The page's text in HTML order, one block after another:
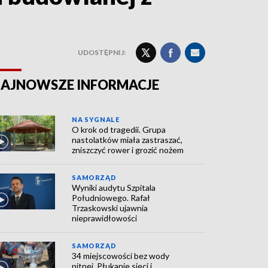
UDOSTĘPNIJ:
INFORMACJE
NA SYGNALE
O krok od tragedii. Grupa
nastolatków miała zastraszać,
zniszczyć rower i grozić nożem
SAMORZĄD
Wyniki audytu Szpitala
Południowego. Rafał
Trzaskowski ujawnia
nieprawidłowości
SAMORZĄD
34 miejscowości bez wody
pitnej. Płukanie sieci i